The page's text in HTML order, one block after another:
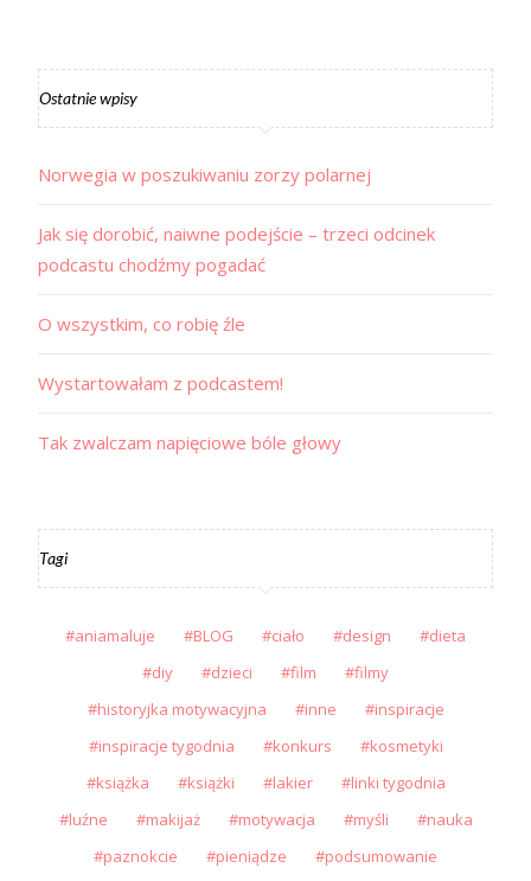
Ostatnie wpisy
Norwegia w poszukiwaniu zorzy polarnej
Jak się dorobić, naiwne podejście – trzeci odcinek
podcastu chodźmy pogadać
O wszystkim, co robię źle
Wystartowałam z podcastem!
Tak zwalczam napięciowe bóle głowy
Tagi
aniamaluje BLOG ciało design
dieta
diy
dzieci film
filmy
historyjka motywacyjna
inne
inspiracje
inspiracje tygodnia
konkurs
kosmetyki
książka
książki lakier
linki tygodnia
luźne
makijaż motywacja myśli
nauka
paznokcie
pieniądze
podsumowanie